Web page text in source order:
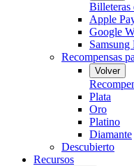
Billeteras
Apple
Google
Samsung
Recompensas
Volver
Plata
Oro
Platino
Diamante
Descubierto
Recursos